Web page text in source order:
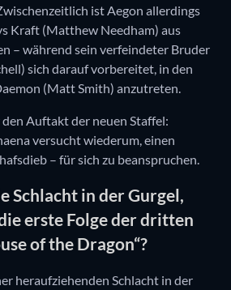
ist Aegon allerdings
Kraft (Matthew Needham) aus
– während sein verfeindeter Bruder
sich darauf vorbereitet, in den
(Matt Smith) anzutreten.
Auftakt der neuen Staffel:
versucht wiederum, einen
– für sich zu beanspruchen.
Schlacht in der Gurgel,
erste Folge der dritten
of the Dragon“?
heraufziehenden Schlacht in der